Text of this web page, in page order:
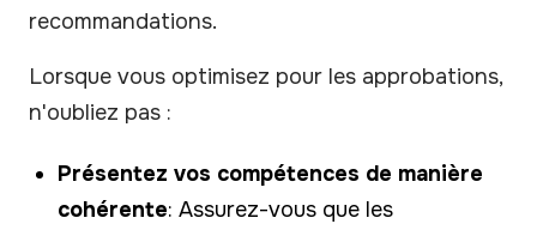
recommandations.
Lorsque vous optimisez pour les approbations,
n'oubliez pas :
Présentez vos compétences de manière
cohérente: Assurez-vous que les